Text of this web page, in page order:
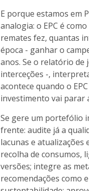
E porque estamos em
analogia: o EPC é
remates fez, quantas
época - ganhar o
anos. Se o relatório de
interceções -,
acontece quando o
investimento vai parar
Se gere um portefólio
frente: audite já a
lacunas e atualizações
recolha de consumos,
versões; integre as
recomendações como